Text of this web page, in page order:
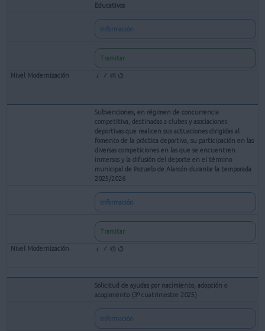
Educativos
Información
Tramitar
Subvenciones, en régimen de concurrencia
competitiva, destinadas a clubes y asociaciones
deportivas que realicen sus actuaciones dirigidas al
fomento de la práctica deportiva, su participación en las
diversas competiciones en las que se encuentren
inmersos y la difusión del deporte en el término
municipal de Pozuelo de Alarcón durante la temporada
2025/2026
Información
Tramitar
Solicitud de ayudas por nacimiento, adopción o
acogimiento (3º cuatrimestre 2025)
Información